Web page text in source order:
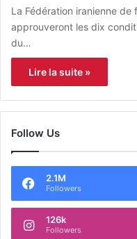
La Fédération iranienne
approuveront les dix
du…
Lire la suite »
Follow Us
2.1M
Followers
126k
Followers